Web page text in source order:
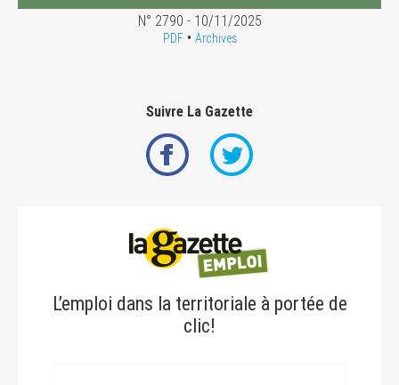
N° 2790 - 10/11/2025
PDF• Archives
Suivre La Gazette
L’emploi dans la territoriale à portée de
clic!